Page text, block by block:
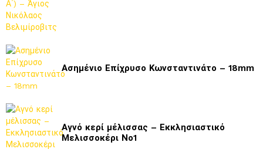
Ασημένιο Επίχρυσο Κωνσταντινάτο – 18mm
Αγνό κερί μέλισσας – Εκκλησιαστικό
Μελισσοκέρι Νο1